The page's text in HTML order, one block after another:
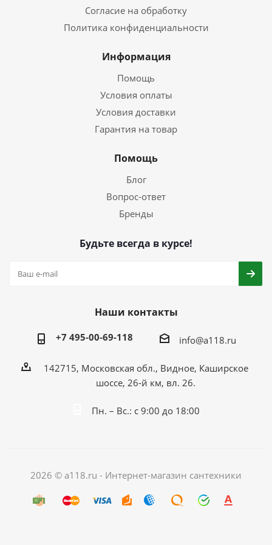
Согласие на обработку
Политика конфиденциальности
Информация
Помощь
Условия оплаты
Условия доставки
Гарантия на товар
Помощь
Блог
Вопрос-ответ
Бренды
Будьте всегда в курсе!
Наши контакты
+7 495-00-69-118 info@a118.ru
142715, Московская обл., Видное, Каширское
шоссе, 26-й км, вл. 26.
Пн. – Вс.: с 9:00 до 18:00
2026 © a118.ru - Интернет-магазин сантехники